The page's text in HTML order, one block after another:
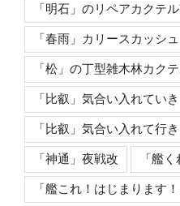
「明石」のリペアカクテ
「春雨」カリースカッシュ
「松」の丁型雑木林カク
「比叡」気合い入れてい
「比叡」気合い入れて行き
「神通」夜戦改 「艦
「艦これ！はじまります